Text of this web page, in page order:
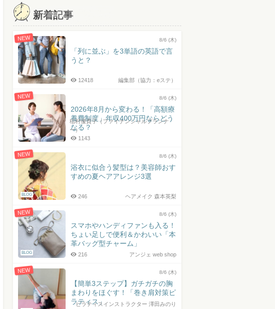
新着記事
NEW 8/6 (木)
「列に並ぶ」を3単語の英語で言
うと？
編集部（協力：eステ）
12418
NEW 8/6 (木)
2026年8月から変わる！「高額療
養費制度」年収400万円ならどう
なる？
稲村優貴子（ファイナンシャルプランナ
ー）
1143
NEW
BLOG
8/6 (木)
浴衣に似合う髪型は？美容師おす
すめの夏ヘアアレンジ3選
ヘアメイク 森本英梨
246
NEW
BLOG
8/6 (木)
スマホやハンディファンも入る！
ちょい足しで便利＆かわいい「本
革バッグ型チャーム」
アンジェ web shop
216
NEW 8/6 (木)
【簡単3ステップ】ガチガチの胸
まわりをほぐす！「巻き肩対策ピ
ラティス」
ピラティスインストラクター 澤田みのり